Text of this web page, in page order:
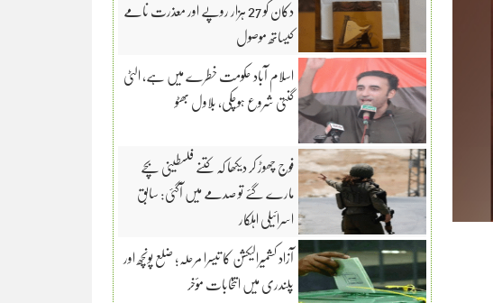
دکان کو 27 ہزار روپے اور معذرت نامے
کیساتھ موصول
اسلام آباد حکومت خطرے میں ہے، الٹی
گنتی شروع ہوچکی، بلاول بھٹو
فوج چھوڑ کر دیکھا کہ کتنے فلسطینی بچے
مارے گئے تو صدمے میں آگئی: سابق
اسرائیلی اہلکار
آزاد کشمیرالیکشن کا تیسرا مرحلہ؛ ضلع پونچھ اور
پلندری میں انتخابات مؤخر